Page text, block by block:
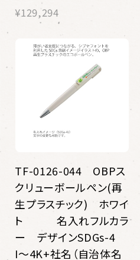
¥129,294
TF-0126-044 OBPス
クリューボールペン(再
生プラスチック) ホワイ
ト 名入れフルカラ
ー デザインSDGs-4
I〜4K+社名（自治体名